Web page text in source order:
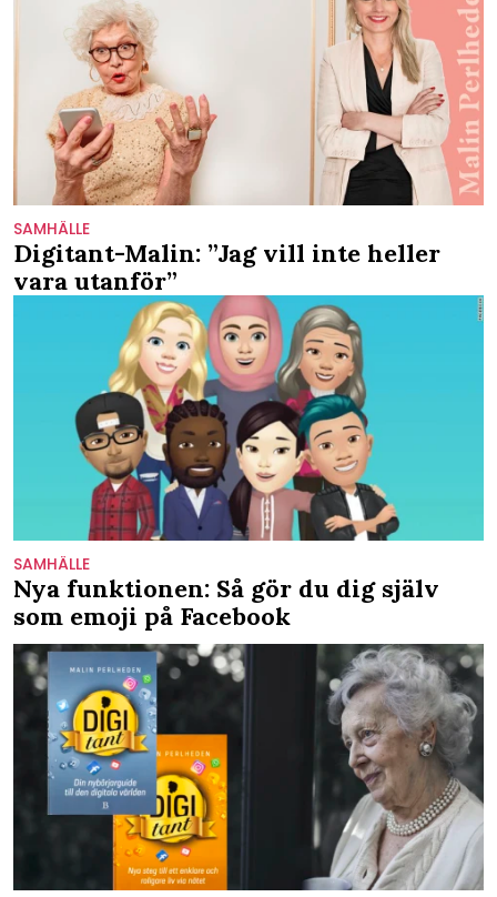
SAMHÄLLE
Digitant-Malin: ”Jag vill inte heller
vara utanför”
SAMHÄLLE
Nya funktionen: Så gör du dig själv
som emoji på Facebook